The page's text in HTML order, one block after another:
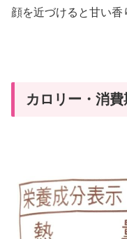
顔を近づけると甘い香
カロリー・消